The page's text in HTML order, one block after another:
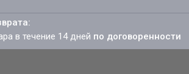
в течение 14 дней по договоренности